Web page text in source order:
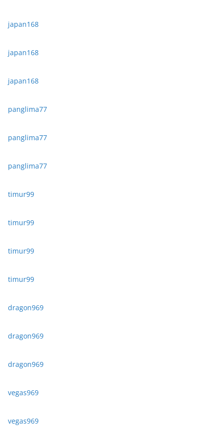
japan168
japan168
japan168
panglima77
panglima77
panglima77
timur99
timur99
timur99
timur99
dragon969
dragon969
dragon969
vegas969
vegas969